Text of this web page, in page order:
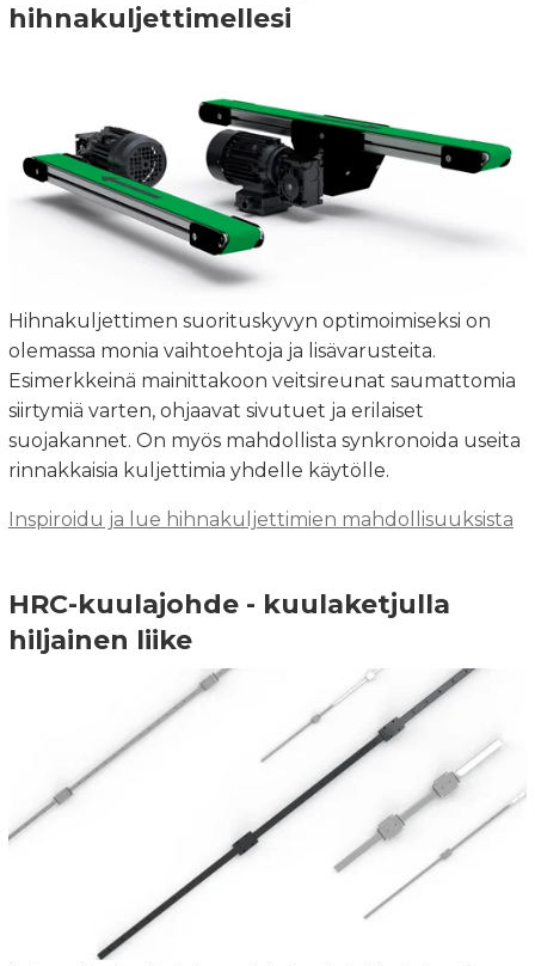
hihnakuljettimellesi
Hihnakuljettimen suorituskyvyn optimoimiseksi on
olemassa monia vaihtoehtoja ja lisävarusteita.
Esimerkkeinä mainittakoon veitsireunat saumattomia
siirtymiä varten, ohjaavat sivutuet ja erilaiset
suojakannet. On myös mahdollista synkronoida useita
rinnakkaisia kuljettimia yhdelle käytölle.
Inspiroidu ja lue hihnakuljettimien mahdollisuuksista
HRC-kuulajohde - kuulaketjulla
hiljainen liike